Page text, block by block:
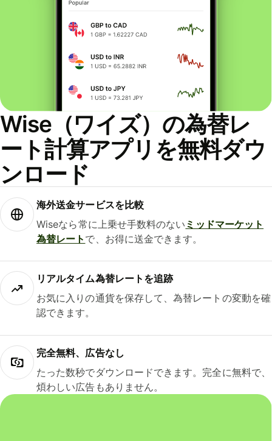
Wise（ワイズ）の為替レ
ート計算アプリを無料ダウ
ンロード
海外送金サービスを比較
Wiseなら常に上乗せ手数料のない ミッドマーケット
為替レート で、お得に送金できます。
リアルタイム為替レートを追跡
お気に入りの通貨を保存して、為替レートの変動を確
認できます。
完全無料、広告なし
たった数秒でダウンロードできます。完全に無料で、
煩わしい広告もありません。